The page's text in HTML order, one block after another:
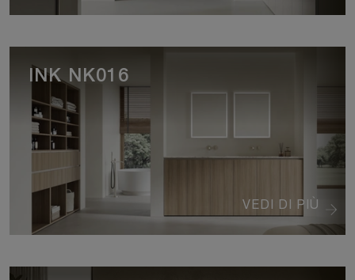
VEDI DI PIÙ
INK NK016